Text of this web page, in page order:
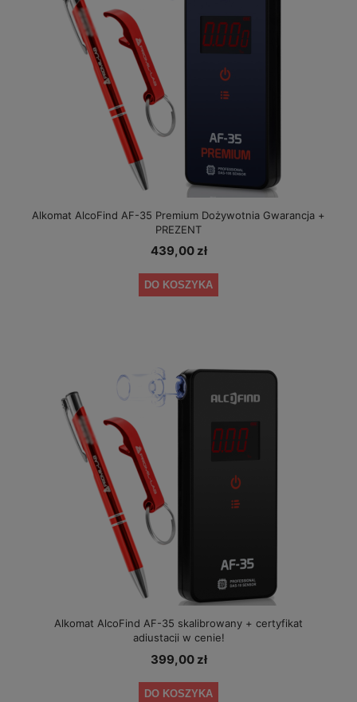
Alkomat AlcoFind AF-35 Premium Dożywotnia Gwarancja +
PREZENT
439,00 zł
DO KOSZYKA
Alkomat AlcoFind AF-35 skalibrowany + certyfikat
adiustacji w cenie!
399,00 zł
DO KOSZYKA